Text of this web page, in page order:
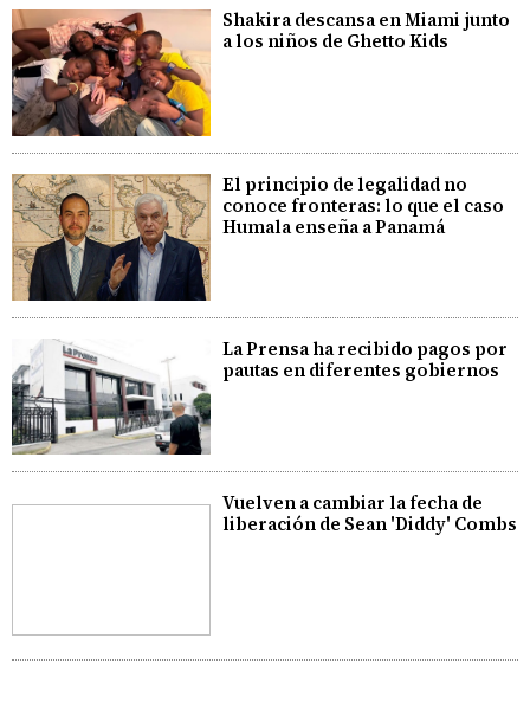
Shakira descansa en Miami junto
a los niños de Ghetto Kids
El principio de legalidad no
conoce fronteras: lo que el caso
Humala enseña a Panamá
La Prensa ha recibido pagos por
pautas en diferentes gobiernos
Vuelven a cambiar la fecha de
liberación de Sean 'Diddy' Combs